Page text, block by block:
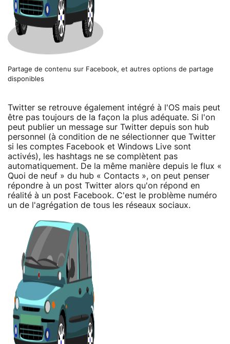
Partage de contenu sur Facebook, et autres options de partage
disponibles
Twitter se retrouve également intégré à l'OS mais peut
être pas toujours de la façon la plus adéquate. Si l'on
peut publier un message sur Twitter depuis son hub
personnel (à condition de ne sélectionner que Twitter
si les comptes Facebook et Windows Live sont
activés), les hashtags ne se complètent pas
automatiquement. De la même manière depuis le flux «
Quoi de neuf » du hub « Contacts », on peut penser
répondre à un post Twitter alors qu'on répond en
réalité à un post Facebook. C'est le problème numéro
un de l'agrégation de tous les réseaux sociaux.